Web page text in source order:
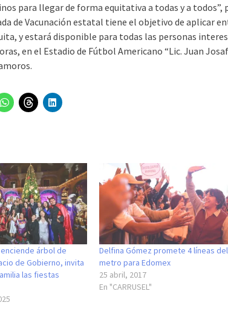
para llegar de forma equitativa a todas y a todos”,
de Vacunación estatal tiene el objetivo de aplicar
y estará disponible para todas las personas
en el Estadio de Fútbol Americano “Lic. Juan
árbol de
de Gobierno, invita
las fiestas
Delfina Gómez promete 4 líneas del
metro para Edomex
25 abril, 2017
En "CARRUSEL"